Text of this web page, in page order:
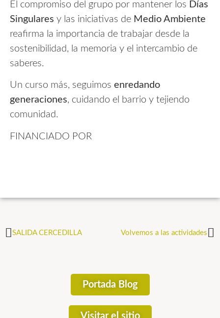
El compromiso del grupo por mantener los Días
Singulares y las iniciativas de Medio Ambiente
reafirma la importancia de trabajar desde la
sostenibilidad, la memoria y el intercambio de
saberes.
Un curso más, seguimos enredando
generaciones, cuidando el barrio y tejiendo
comunidad.
FINANCIADO POR
SALIDA CERCEDILLA Volvemos a las actividades
Portada Blog
Visitar el sitio